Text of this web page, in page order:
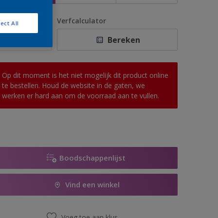
Verfcalculator
Bereken
Op dit moment is het niet mogelijk dit product online
te bestellen. Houd de website in de gaten, we
werken er hard aan om de voorraad aan te vullen.
Boodschappenlijst
Vind een winkel
All